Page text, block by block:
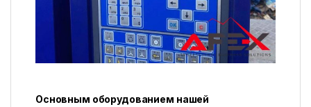
Основным оборудованием нашей